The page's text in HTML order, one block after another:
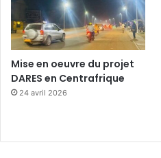
Mise en oeuvre du projet
DARES en Centrafrique
24 avril 2026